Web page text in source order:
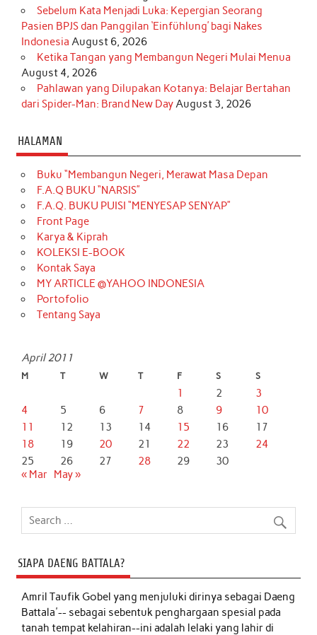
Sebelum Kata Menjadi Luka: Kepergian Seorang
Pasien BPJS dan Panggilan ‘Einfühlung’ bagi Nakes
Indonesia August 6, 2026
Ketika Tangan yang Membangun Negeri Mulai Menua
August 4, 2026
Pahlawan yang Dilupakan Kotanya: Belajar Bertahan
dari Spider-Man: Brand New DayAugust 3, 2026
HALAMAN
Buku “Membangun Negeri, Merawat Masa Depan
F.A.Q BUKU “NARSIS”
F.A.Q. BUKU PUISI “MENYESAP SENYAP”
Front Page
Karya & Kiprah
KOLEKSI E-BOOK
Kontak Saya
MY ARTICLE @YAHOO INDONESIA
Portofolio
Tentang Saya
April 2011
M T W T F S S
1 2
3
4
5 6 7 8 9
10
11
12 13 14 15 16
17
18
19 20 21 22 23
24
25
26 27 28 29
30
« Mar May »
SIAPA DAENG BATTALA?
Amril Taufik Gobelyang menjuluki dirinya sebagai Daeng
Battala'-- sebagai sebentuk penghargaan spesial pada
tanah tempat kelahiran--ini adalah lelaki yang lahir di